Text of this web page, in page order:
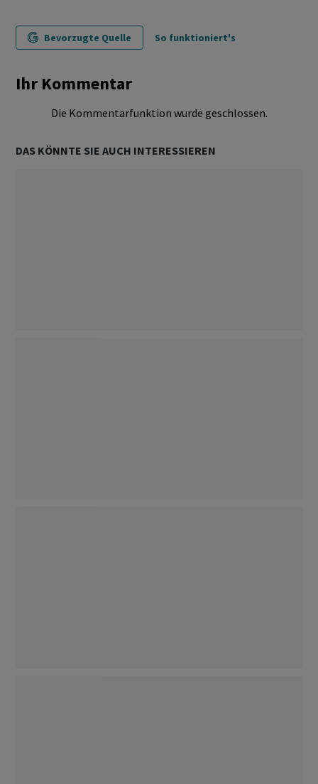
Bevorzugte Quelle So funktioniert's
Ihr Kommentar
Die Kommentarfunktion wurde geschlossen.
DAS KÖNNTE SIE AUCH INTERESSIEREN